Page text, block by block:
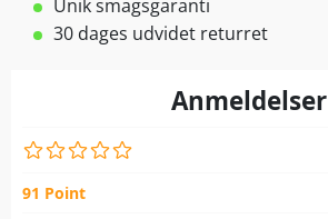
Unik smagsgaranti
30 dages udvidet returret
Anmeldelser
91 Point